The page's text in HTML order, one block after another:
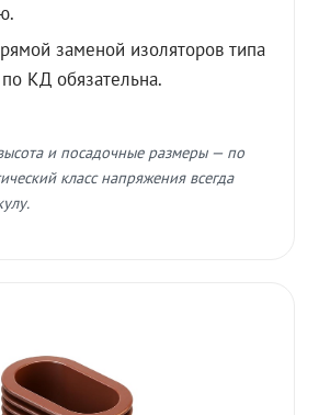
заменой изоляторов типа
КД обязательна.
и посадочные размеры — по
класс напряжения всегда